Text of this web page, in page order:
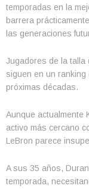
temporadas en la
barrera
las generaciones
Jugadores de la talla
siguen en un
próximas décadas.
Aunque actualmente
activo más cercano
LeBron parece
A sus 35 años,
temporada,